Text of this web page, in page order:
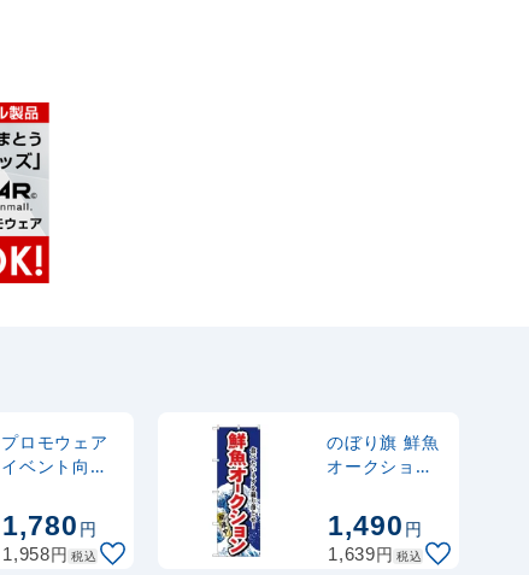
プロモウェア
イベント向け
係 STAFF ブル
ー メッシュ
(PW-001B-
1,780円
1,958円 税込
のぼり旗 鮮魚
オークション
1,490円
1,639円 税込